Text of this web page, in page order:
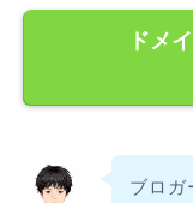
ドメ
ブロガ